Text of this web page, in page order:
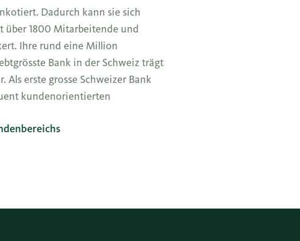
Dadurch kann sie sich
über 1800 Mitarbeitende und
Ihre rund eine Million
Bank in der Schweiz trägt
erste grosse Schweizer Bank
kundenorientierten